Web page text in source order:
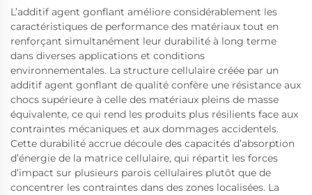
L’additif agent gonflant améliore considérablement les
caractéristiques de performance des matériaux tout en
renforçant simultanément leur durabilité à long terme
dans diverses applications et conditions
environnementales. La structure cellulaire créée par un
additif agent gonflant de qualité confère une résistance aux
chocs supérieure à celle des matériaux pleins de masse
équivalente, ce qui rend les produits plus résilients face aux
contraintes mécaniques et aux dommages accidentels.
Cette durabilité accrue découle des capacités d’absorption
d’énergie de la matrice cellulaire, qui répartit les forces
d’impact sur plusieurs parois cellulaires plutôt que de
concentrer les contraintes dans des zones localisées. La